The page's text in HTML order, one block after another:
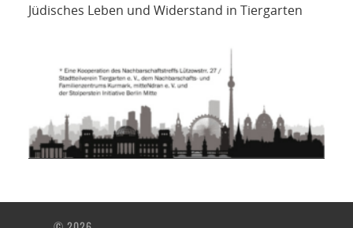
Jüdisches Leben und Widerstand in Tiergarten